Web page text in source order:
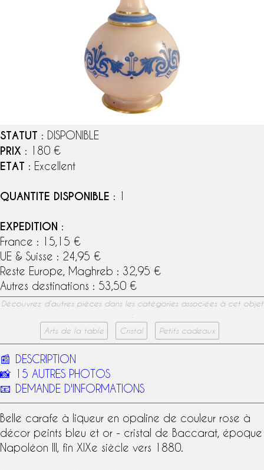
STATUT : DISPONIBLE
PRIX : 180 €
ETAT : Excellent
QUANTITE DISPONIBLE : 1
EXPEDITION :
France : 15,15 €
UE & Suisse : 24,95 €
Reste Europe, Maghreb : 32,95 €
Autres destinations : 53,50 €
Découvrez d’autres pièces dans les catégories associées à cet objet
:
Arts de la table
Cristal Petits cadeaux
📰 DESCRIPTION
📸 15 AUTRES PHOTOS
📧 DEMANDE D'INFORMATIONS
Belle carafe à liqueur en opaline de couleur rose à
décor peints bleu et or - cristal de Baccarat époque
Napoléon III
, fin XIXe siècle vers 1880.